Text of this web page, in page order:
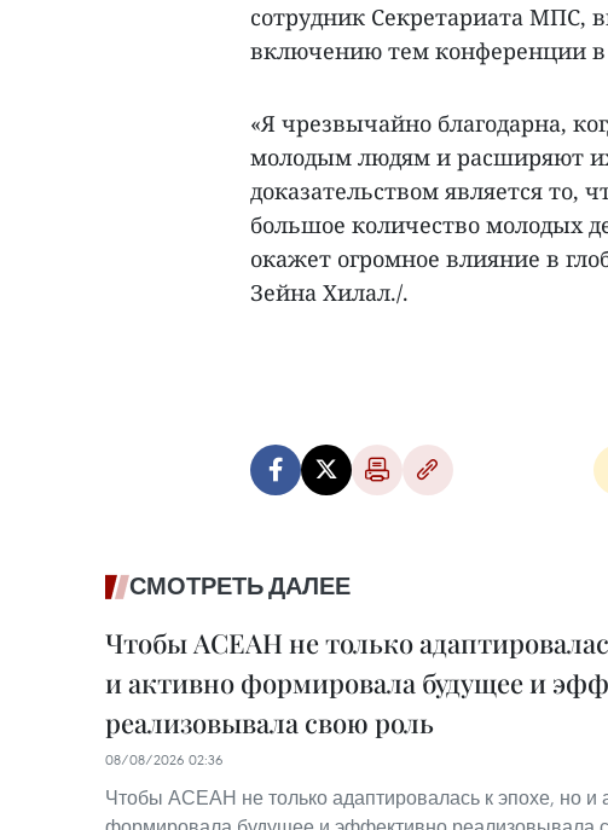
сотрудник Секретариата МПС,
включению тем конференции в
«Я чрезвычайно благодарна,
молодым людям и расширяют
доказательством является то,
большое количество молодых
окажет огромное влияние в
Зейна Хилал./.
СМОТРЕТЬ ДАЛЕЕ
Чтобы АСЕАН не только
и активно формировала будущее и
реализовывала свою роль
08/08/2026 02:36
Чтобы АСЕАН не только адаптировалась к эпохе, но и